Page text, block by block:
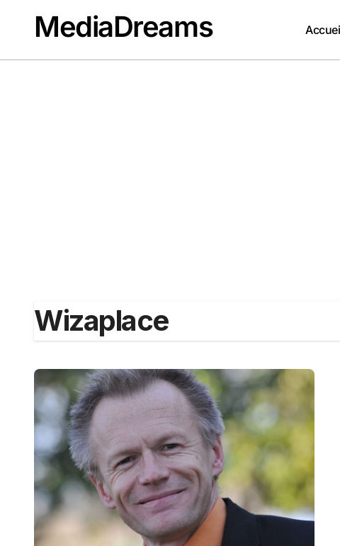
contenuMediaDreams
Wizaplace